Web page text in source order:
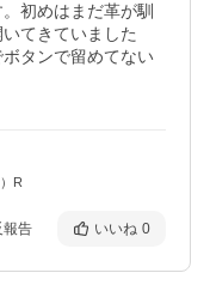
初めはまだ革が馴
てきていました
タンで留めてない
R
報告 いいね 0